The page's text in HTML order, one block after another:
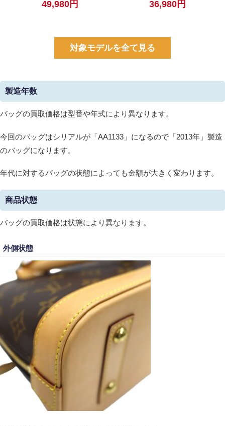
【中古】
49,980円 36,980円
対象モデルを全て見る
製造年数
バッグの買取価格は型番や年式により異なります。
今回のバッグはシリアルが「AA1133」になるので「2013年」製造
のバッグになります。
年代に対するバッグの状態によっても金額が大きく変わります。
商品状態
バッグの買取価格は状態により異なります。
外側状態